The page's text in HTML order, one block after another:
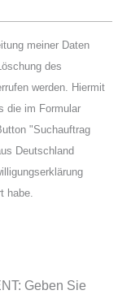
meiner Daten
des
werden. Hiermit
die im Formular
"Suchauftrag
Deutschland
habe.
Geben Sie